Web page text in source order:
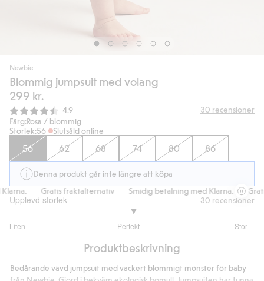
Newbie
Blommig jumpsuit med volang
299 kr.
Snittbetyg:
4.9 30 recensioner
Färg:Rosa / blommig
Storlek:56 Slutsåld online
56 62 68 74 80 86
Denna produkt går inte längre att köpa
Gratis fraktalternativ Smidig betalning med Klarna.
Upplevd storlek
Liten Perfekt Stor
utav
27
betyg
30 recensioner
Produktbeskrivning
Bedårande vävd jumpsuit med vackert blommigt mönster för baby